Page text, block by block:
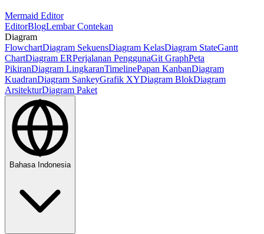
Mermaid Editor
EditorBlogLembar Contekan
Diagram
FlowchartDiagram SekuensDiagram KelasDiagram StateGantt
ChartDiagram ERPerjalanan PenggunaGit GraphPeta
PikiranDiagram LingkaranTimelinePapan KanbanDiagram
KuadranDiagram SankeyGrafik XYDiagram BlokDiagram
ArsitekturDiagram Paket
Bahasa Indonesia